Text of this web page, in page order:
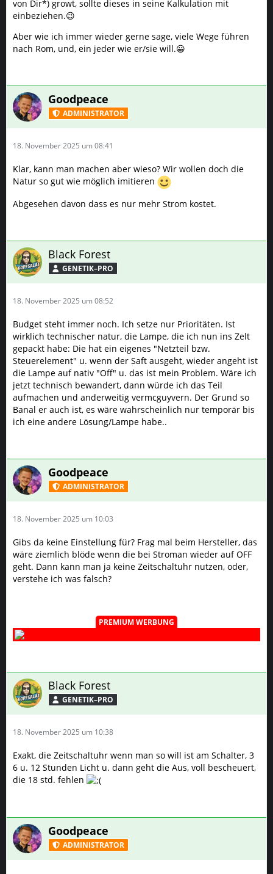
von Dir*) growt, sollte dieses in seine Kalkulation mit
einbeziehen.😉
Aber wie ich immer wieder gerne sage, viele Wege führen
nach Rom, und, ein jeder wie er/sie will.😀
Goodpeace
ADMINISTRATOR
18. November 2025 um 08:41
Klar, kann man machen aber wieso? Wir wollen doch die
Natur so gut wie möglich imitieren
Abgesehen davon dass es nur mehr Strom kostet.
Black Forest
GENETIK–PRO
18. November 2025 um 08:52
Budget steht immer noch. Ich setze nur Prioritäten. Ist
wirklich technischer natur, die Lampe, die ich nun ins Zelt
gepackt habe: Die hat ein eigenes "Netzteil bzw.
Steuerelement" u. wenn der Saft ausgeht, wieder angeht ist
die Lampe auf nativ "Off" u. das ist mein Problem. Wäre ich
jetzt technisch bewandert, dann würde ich das Teil
aufmachen und anderweitig vermcguyvern. Der Grund so
Banal er auch ist, es wäre wahrscheinlich nur temporär bis
ich eine andere Lösung/Lampe habe..
Goodpeace
ADMINISTRATOR
18. November 2025 um 10:03
Gibs da keine Einstellung für? Frag mal beim Hersteller, das
wäre ziemlich blöde wenn die bei Stroman wieder auf OFF
geht. Dann kann man ja keine Zeitschaltuhr nutzen, oder,
verstehe ich was falsch?
PREMIUM WERBUNG
Black Forest
GENETIK–PRO
18. November 2025 um 10:38
Exakt, die Zeitschaltuhr wenn man so will ist am Schalter, 3
6 u. 12 Stunden Licht u. dann geht die Aus, voll bescheuert,
die 18 std. fehlen
Goodpeace
ADMINISTRATOR